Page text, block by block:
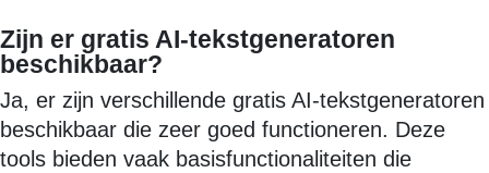
Zijn er gratis AI-tekstgeneratoren
beschikbaar?
Ja, er zijn verschillende gratis AI-tekstgeneratoren
beschikbaar die zeer goed functioneren. Deze
tools bieden vaak basisfunctionaliteiten die